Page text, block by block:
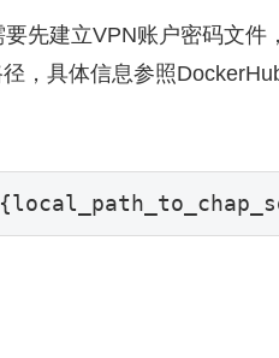
先建立VPN账户密码文件
，具体信息参照